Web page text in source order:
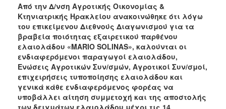
Αγροτική
Ανάπτυξη
Ανακοινώσεις
Προγράμματα
Προσχολική
Αγωγή
Κοιμητήρια
Κέντρο
Από την Δ/νση Αγροτικής Οικονομίας &
Κτηνιατρικής Ηρακλείου ανακοινώθηκε ότι λόγω
του επικείμενου Διεθνούς Διαγωνισμού για τα
βραβεία ποιότητας εξαιρετικού παρθένου
ελαιολάδου «MARIO SOLINAS», καλούνται οι
ενδιαφερόμενοι παραγωγοί ελαιολάδου,
Ενώσεις Αγροτικών Συν/σμών, Αγροτικοί Συν/σμοί,
επιχειρήσεις τυποποίησης ελαιολάδου και
γενικά κάθε ενδιαφερόμενος φορέας να
υποβάλλει αίτηση συμμετοχή και της αποστολής
των δειγμάτων ελαιολάδου μέχρι τις 14